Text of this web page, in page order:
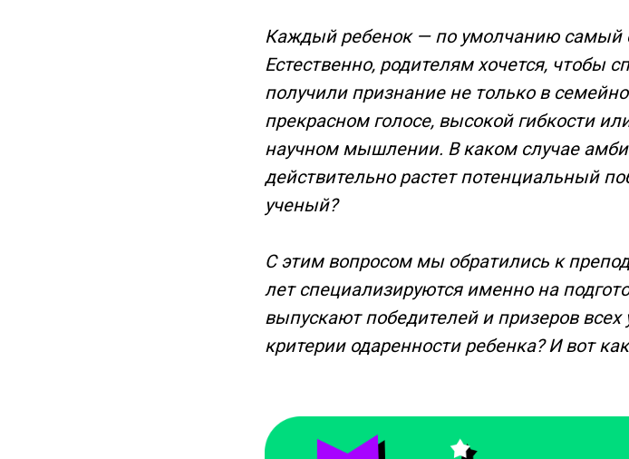
Каждый ребенок — по умолчанию
Естественно, родителям хочется, чтобы
получили признание не только в
прекрасном голосе, высокой гибкости
научном мышлении. В каком случае
действительно растет потенциальный
ученый?
С этим вопросом мы обратились к
лет специализируются именно на
выпускают победителей и призеров
критерии одаренности ребенка? И вот